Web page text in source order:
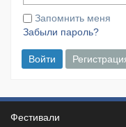
Запомнить меня
Забыли пароль?
Войти
Фестивали